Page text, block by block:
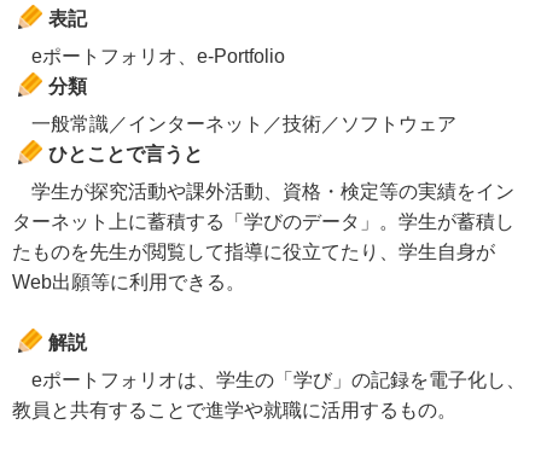
表記
eポートフォリオ、e-Portfolio
分類
一般常識／インターネット／技術／ソフトウェア
ひとことで言うと
学生が探究活動や課外活動、資格・検定等の実績をイン
ターネット上に蓄積する「学びのデータ」。学生が蓄積し
たものを先生が閲覧して指導に役立てたり、学生自身が
Web出願等に利用できる。
解説
eポートフォリオは、学生の「学び」の記録を電子化し、
教員と共有することで進学や就職に活用するもの。